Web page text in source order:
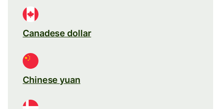
Canadese dollar
Chinese yuan